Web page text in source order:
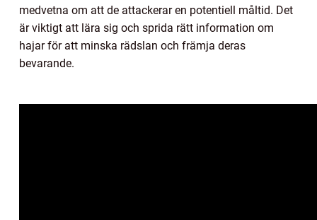
medvetna om att de attackerar en potentiell måltid. Det
är viktigt att lära sig och sprida rätt information om
hajar för att minska rädslan och främja deras
bevarande.